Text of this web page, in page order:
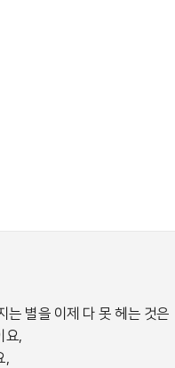
는 별을 이제 다 못 헤는 것은
요,
,